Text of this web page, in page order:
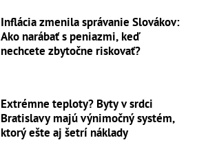
Inflácia zmenila správanie Slovákov:
Ako narábať s peniazmi, keď
nechcete zbytočne riskovať?
Extrémne teploty? Byty v srdci
Bratislavy majú výnimočný systém,
ktorý ešte aj šetrí náklady